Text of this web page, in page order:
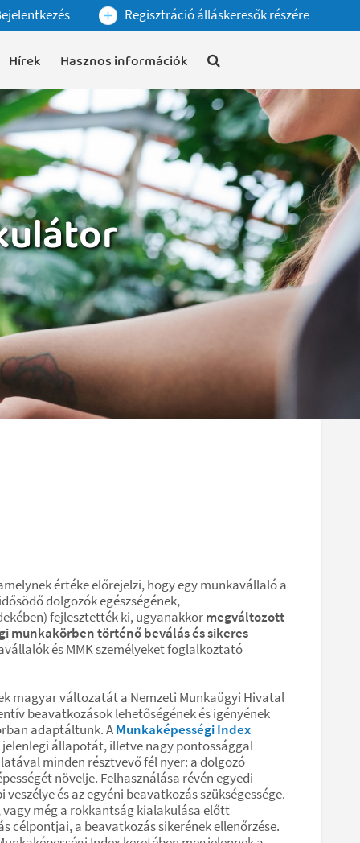
Regisztráció álláskeresők részére
Hírek Hasznos információk
értéke előrejelzi, hogy egy munkavállaló a
dolgozók egészségének,
fejlesztették ki, ugyanakkormegváltozott
munkakörben történő beválás és sikeres
és MMK személyeket foglalkoztató
magyar változatát a Nemzeti Munkaügyi Hivatal
beavatkozások lehetőségének és igényének
adaptáltunk. AMunkaképességi Index
állapotát, illetve nagy pontossággal
minden résztvevő fél nyer: a dolgozó
növelje. Felhasználása révén egyedi
és az egyéni beavatkozás szükségessége.
még a rokkantság kialakulása előtt
célpontjai, a beavatkozás sikerének ellenőrzése.